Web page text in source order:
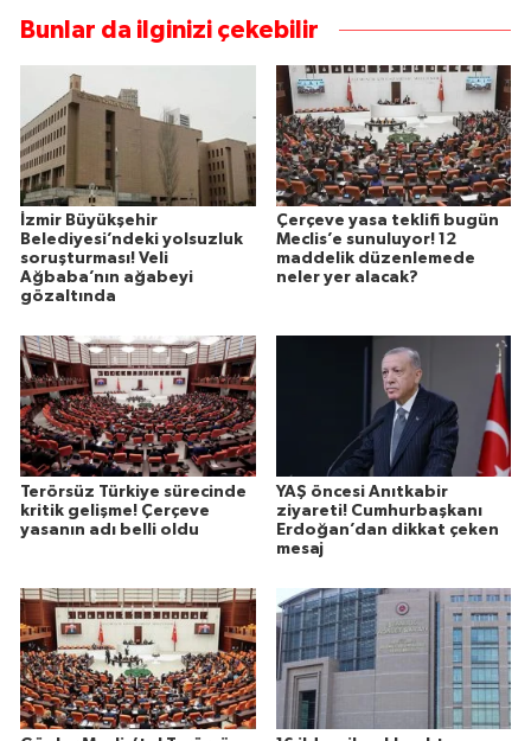
Bunlar da ilginizi çekebilir
İzmir Büyükşehir
Belediyesi’ndeki yolsuzluk
soruşturması! Veli
Ağbaba’nın ağabeyi
gözaltında
Çerçeve yasa teklifi bugün
Meclis’e sunuluyor! 12
maddelik düzenlemede
neler yer alacak?
Terörsüz Türkiye sürecinde
kritik gelişme! Çerçeve
yasanın adı belli oldu
YAŞ öncesi Anıtkabir
ziyareti! Cumhurbaşkanı
Erdoğan’dan dikkat çeken
mesaj